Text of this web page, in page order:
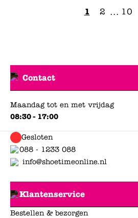
1 2 ... 10
Contact
Maandag tot en met vrijdag
08:30 - 17:00
Gesloten
088 - 1233 088
info@shoetimeonline.nl
Klantenservice
Bestellen & bezorgen